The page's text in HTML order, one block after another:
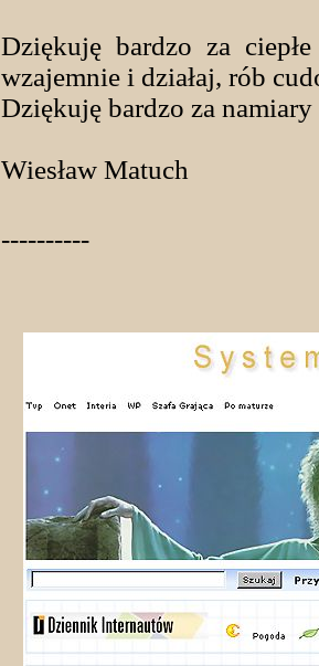
Dziękuję bardzo za
wzajemnie i działaj, rób
Dziękuję bardzo za
Wiesław Matuch
----------